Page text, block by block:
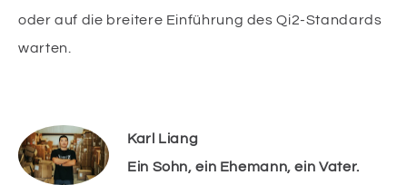
oder auf die breitere Einführung des Qi2-Standards
warten.
Karl Liang
Ein Sohn, ein Ehemann, ein Vater.